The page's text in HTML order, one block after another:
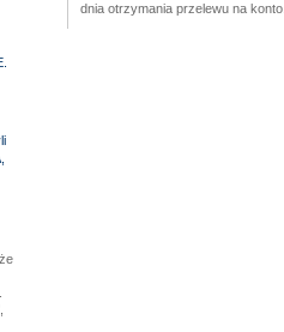
dnia otrzymania przelewu na konto.